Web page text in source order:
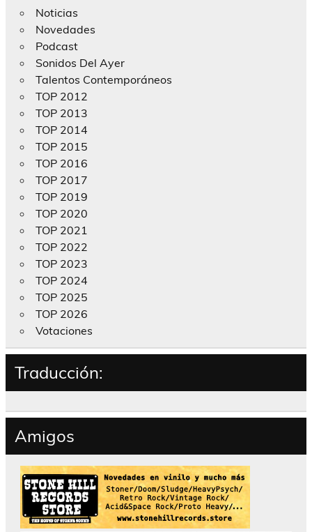
Noticias
Novedades
Podcast
Sonidos Del Ayer
Talentos Contemporáneos
TOP 2012
TOP 2013
TOP 2014
TOP 2015
TOP 2016
TOP 2017
TOP 2019
TOP 2020
TOP 2021
TOP 2022
TOP 2023
TOP 2024
TOP 2025
TOP 2026
Votaciones
Traducción:
Amigos